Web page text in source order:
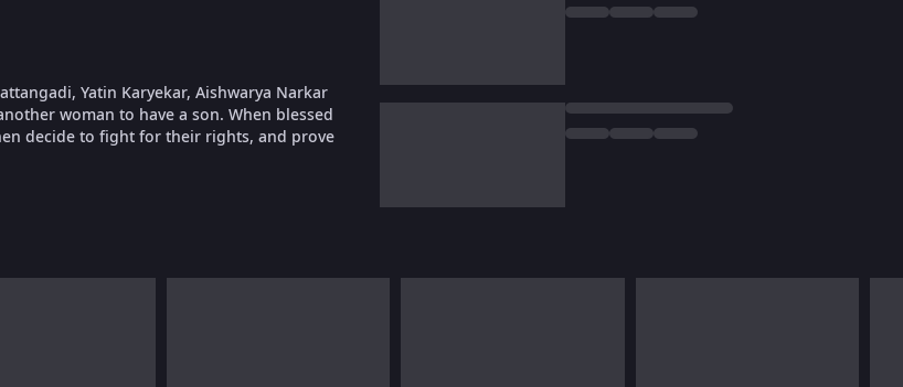
Yatin Karyekar, Aishwarya Narkar
woman to have a son. When blessed
decide to fight for their rights, and prove